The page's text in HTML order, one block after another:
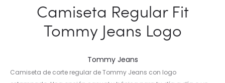
Camiseta Regular Fit
Tommy Jeans Logo
Tommy Jeans
Camiseta de corte regular de Tommy Jeans con logo